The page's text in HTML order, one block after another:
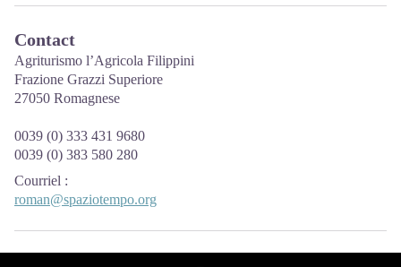
Contact
Agriturismo l’Agricola Filippini
Frazione Grazzi Superiore
27050 Romagnese
0039 (0) 333 431 9680
0039 (0) 383 580 280
Courriel :
roman@spaziotempo.org